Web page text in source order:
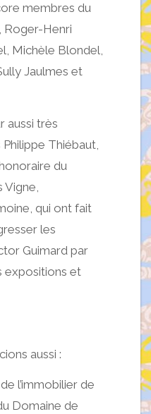
membres du
Roger-Henri
Michèle Blondel,
Jaulmes et
aussi très
Thiébaut,
du
qui ont fait
les
Guimard par
expositions et
aussi :
l’immobilier de
Domaine de